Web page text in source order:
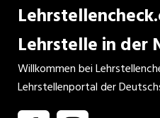
Lehrstelle in der
Willkommen bei
Lehrstellenportal der